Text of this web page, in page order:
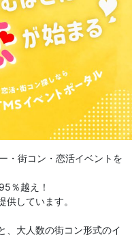
・街コン・恋活イベントを
％越え！
しています。
、大人数の街コン形式のイ